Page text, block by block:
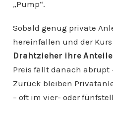
„Pump“.
Sobald genug private
hereinfallen und der
Drahtzieher ihre
Preis fällt danach abrupt
Zurück bleiben
– oft im vier- oder